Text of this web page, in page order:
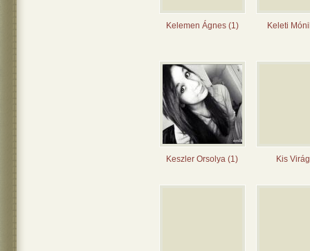
Kelemen Ágnes (1) Keleti
Keszler Orsolya (1) Kis